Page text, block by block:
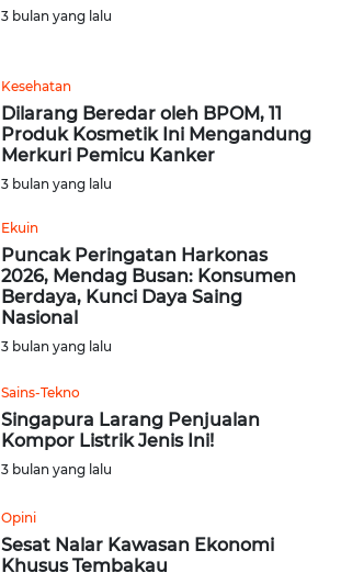
3 bulan yang lalu
Kesehatan
Dilarang Beredar oleh BPOM, 11
Produk Kosmetik Ini Mengandung
Merkuri Pemicu Kanker
3 bulan yang lalu
Ekuin
Puncak Peringatan Harkonas
2026, Mendag Busan: Konsumen
Berdaya, Kunci Daya Saing
Nasional
3 bulan yang lalu
Sains-Tekno
Singapura Larang Penjualan
Kompor Listrik Jenis Ini!
3 bulan yang lalu
Opini
Sesat Nalar Kawasan Ekonomi
Khusus Tembakau